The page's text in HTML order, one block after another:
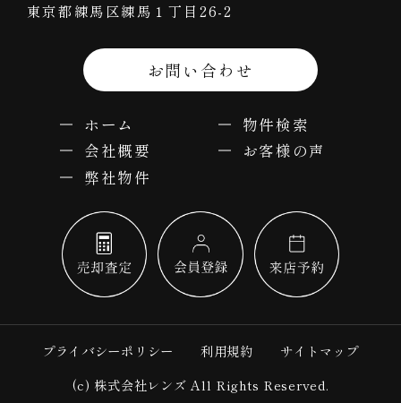
東京都練馬区練馬１丁目26-2
お問い合わせ
ホーム
物件検索
会社概要
お客様の声
弊社物件
プライバシーポリシー 利用規約
サイトマップ
(c) 株式会社レンズ All Rights Reserved.